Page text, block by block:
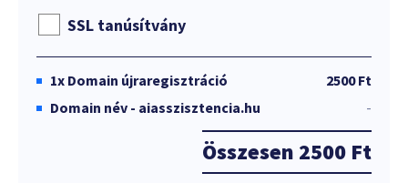
SSL tanúsítvány
1x Domain újraregisztráció
2500 Ft
Domain név - aiasszisztencia.hu
-
Összesen 2500 Ft